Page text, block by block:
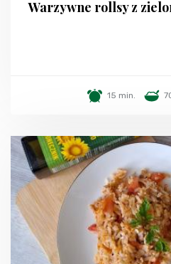
Warzywne rollsy z
15 min.